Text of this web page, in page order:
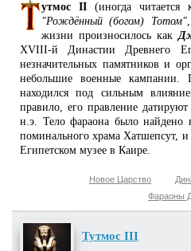
утмос II(иногда читается
"Рождённый (богом) Тотом"
жизни произносилось как
XVIII-й Династии Древнего
незначительных памятников и
небольшие военные
находился под сильным
правило, его правление
н.э. Тело фараона было найдено
поминального храма Хатшепсут,
Египетском музее в Каире.
Новое Царство
Фараоны
Тутмос III